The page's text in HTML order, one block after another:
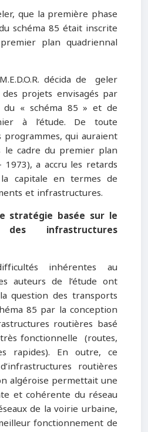
que la première phase
schéma 85 était inscrite
plan quadriennal
décida de geler
projets envisagés par
« schéma 85 » et de
à l’étude. De toute
programmes, qui auraient
le cadre du premier plan
a accru les retards
la capitale en termes de
et infrastructures.
stratégie basée sur le
des infrastructures
inhérentes au
auteurs de l’étude ont
question des transports
85 par la conception
routières basé
fonctionnelle (routes,
rapides). En outre, ce
routières
algéroise permettait une
et cohérente du réseau
de la voirie urbaine,
fonctionnement de